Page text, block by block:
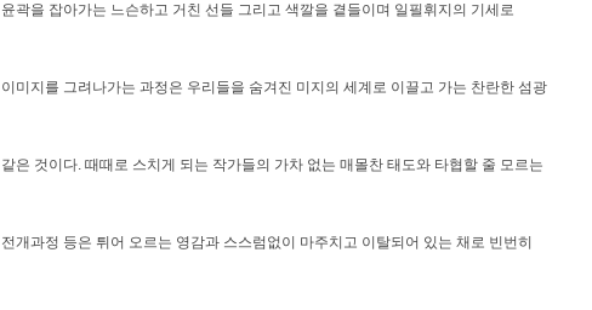
윤곽을 잡아가는 느슨하고 거친 선들 그리고 색깔을 곁들이며 일필휘지의 기세로
이미지를 그려나가는 과정은 우리들을 숨겨진 미지의 세계로 이끌고 가는 찬란한 섬광
같은 것이다. 때때로 스치게 되는 작가들의 가차 없는 매몰찬 태도와 타협할 줄 모르는
전개과정 등은 튀어 오르는 영감과 스스럼없이 마주치고 이탈되어 있는 채로 빈번히